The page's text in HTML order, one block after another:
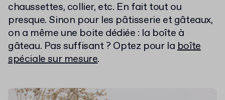
chaussettes, collier, etc. En fait tout ou
presque. Sinon pour les pâtisserie et gâteaux,
on a même une boite dédiée : la boîte à
gâteau. Pas suffisant ? Optez pour laboîte
spéciale sur mesure.